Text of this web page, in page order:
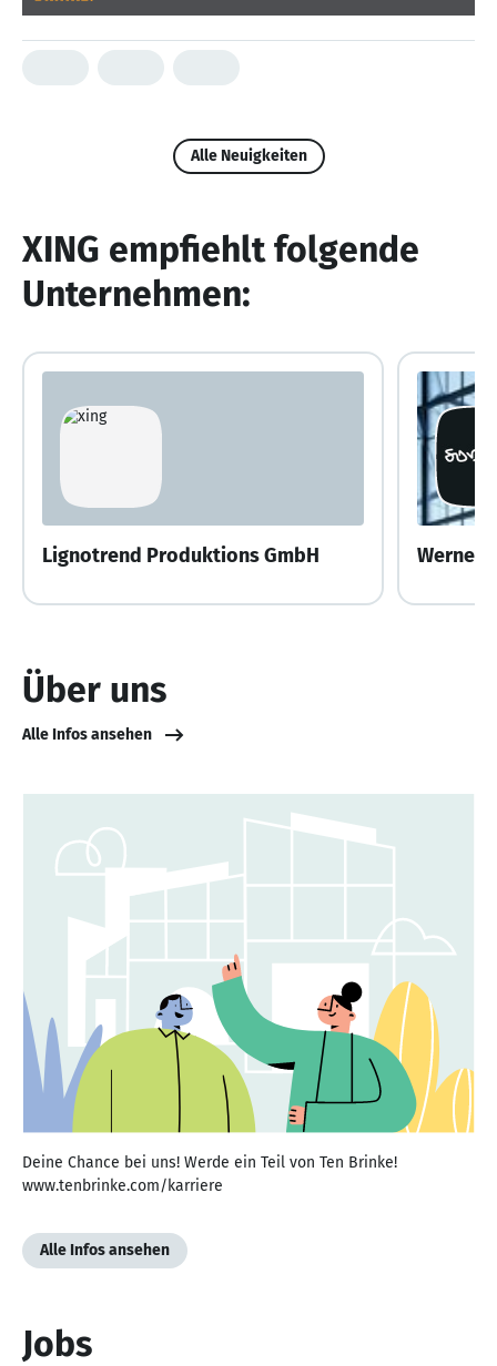
Alle Neuigkeiten
XING empfiehlt folgende
Unternehmen:
Lignotrend Produktions GmbH Werner
Über uns
Alle Infos ansehen
Deine Chance bei uns! Werde ein Teil von Ten Brinke!
www.tenbrinke.com/karriere
Alle Infos ansehen
Jobs